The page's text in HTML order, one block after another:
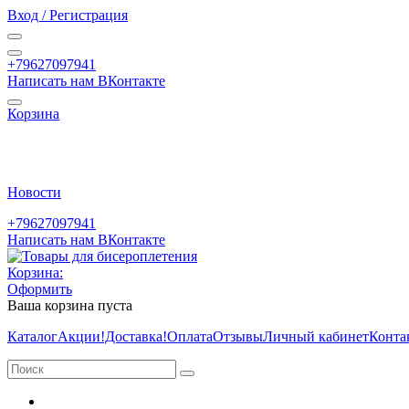
Вход / Регистрация
+79627097941
Написать нам ВКонтакте
Корзина
Новости
+79627097941
Написать нам ВКонтакте
Корзина:
Оформить
Ваша корзина пуста
КаталогАкции!Доставка!ОплатаОтзывыЛичный кабинет